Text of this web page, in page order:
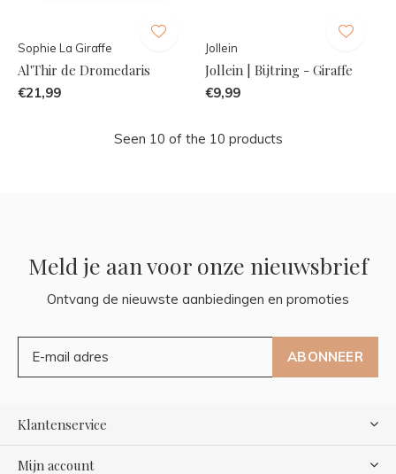
Sophie La Giraffe
Al'Thir de Dromedaris
€21,99
Jollein
Jollein | Bijtring - Giraffe
€9,99
Seen 10 of the 10 products
Meld je aan voor onze nieuwsbrief
Ontvang de nieuwste aanbiedingen en promoties
ABONNEER
Klantenservice
Mijn account